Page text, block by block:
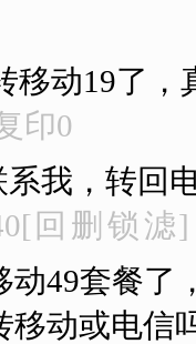
移动19了，
印0
我，转回
[ 回 删 锁 滤]
动49套餐了
移动或电信